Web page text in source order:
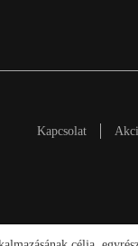
Kapcsolat